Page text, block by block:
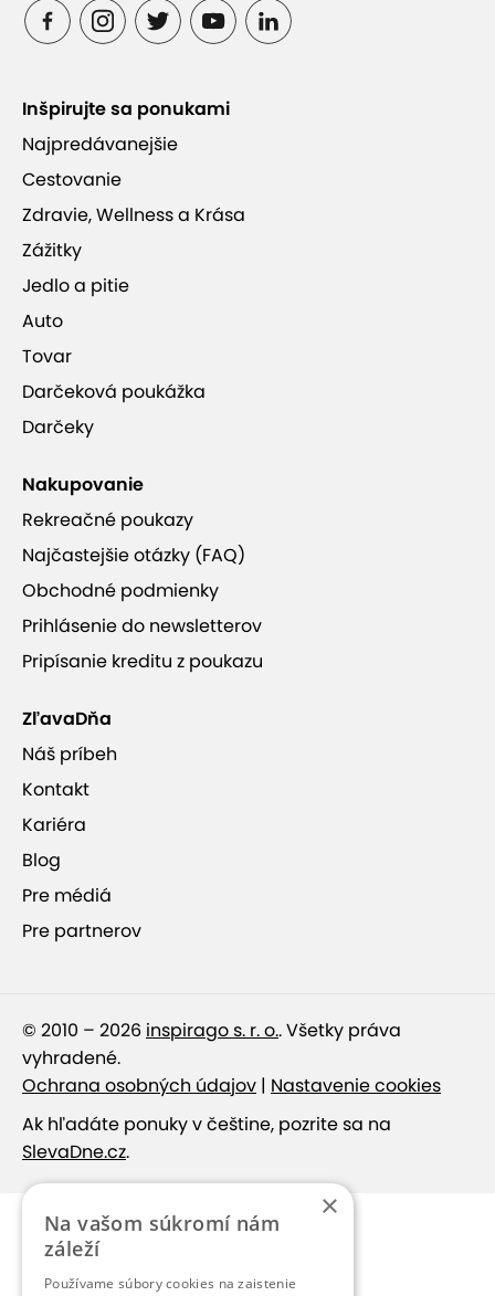
Inšpirujte sa ponukami
Najpredávanejšie
Cestovanie
Zdravie, Wellness a Krása
Zážitky
Jedlo a pitie
Auto
Tovar
Darčeková poukážka
Darčeky
Nakupovanie
Rekreačné poukazy
Najčastejšie otázky (FAQ)
Obchodné podmienky
Prihlásenie do newsletterov
Pripísanie kreditu z poukazu
ZľavaDňa
Náš príbeh
Kontakt
Kariéra
Blog
Pre médiá
Pre partnerov
© 2010 – 2026 inspirago s. r. o.. Všetky práva
vyhradené.
Ochrana osobných údajov | Nastavenie cookies
Ak hľadáte ponuky v češtine, pozrite sa na
SlevaDne.cz.
×
Na vašom súkromí nám
záleží
Používame súbory cookies na zaistenie